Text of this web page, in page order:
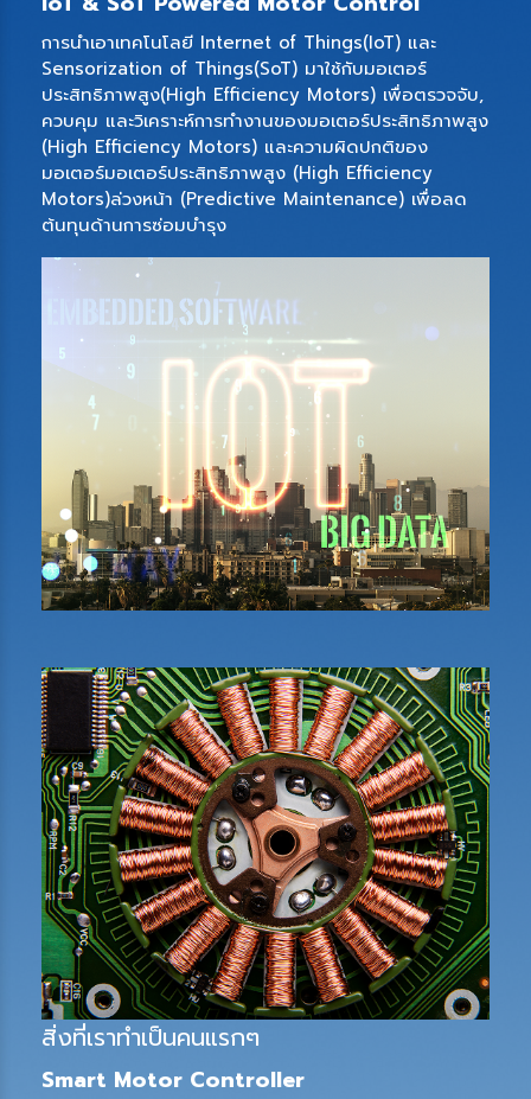
การนำเอาเทคโนโลยี Internet of Things(IoT) และ
Sensorization of Things(SoT) มาใช้กับมอเตอร์
ประสิทธิภาพสูง(High Efficiency Motors) เพื่อตรวจจับ,
ควบคุม และวิเคราะห์การทำงานของมอเตอร์ประสิทธิภาพสูง
(High Efficiency Motors) และความผิดปกติของ
มอเตอร์มอเตอร์ประสิทธิภาพสูง (High Efficiency
Motors)ล่วงหน้า (Predictive Maintenance) เพื่อลด
ต้นทุนด้านการซ่อมบำรุง
สิ่งที่เราทำเป็นคนแรกๆ
Smart Motor Controller